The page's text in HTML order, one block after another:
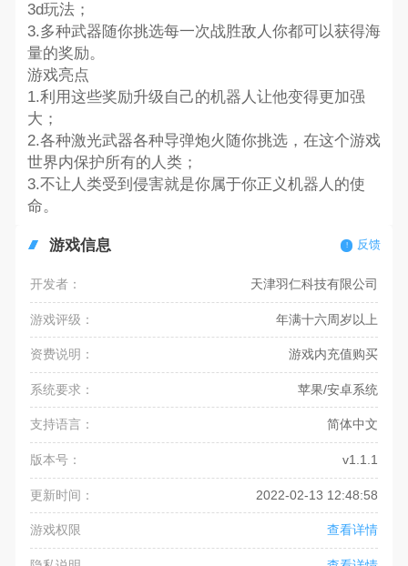
3d玩法；
3.多种武器随你挑选每一次战胜敌人你都可以获得海
量的奖励。
游戏亮点
1.利用这些奖励升级自己的机器人让他变得更加强
大；
2.各种激光武器各种导弹炮火随你挑选，在这个游戏
世界内保护所有的人类；
3.不让人类受到侵害就是你属于你正义机器人的使
命。
游戏信息 反馈
开发者： 天津羽仁科技有限公司
游戏评级： 年满十六周岁以上
资费说明： 游戏内充值购买
系统要求： 苹果/安卓系统
支持语言： 简体中文
版本号： v1.1.1
更新时间： 2022-02-13 12:48:58
游戏权限 查看详情